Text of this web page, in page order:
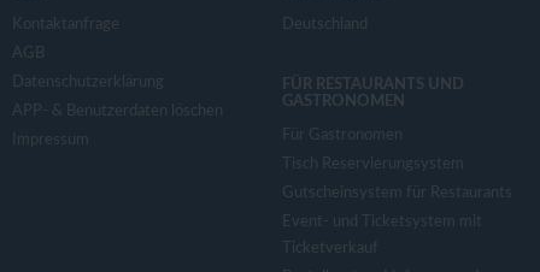
Kontaktanfrage
AGB
Datenschutzerklärung
APP- & Benutzerdaten löschen
Impressum
Deutschland
FÜR RESTAURANTS UND
GASTRONOMEN
Für Gastronomen
Tisch Reservierungsystem
Gutscheinsystem für Restaurants
Event- und Ticketsystem mit
Ticketverkauf